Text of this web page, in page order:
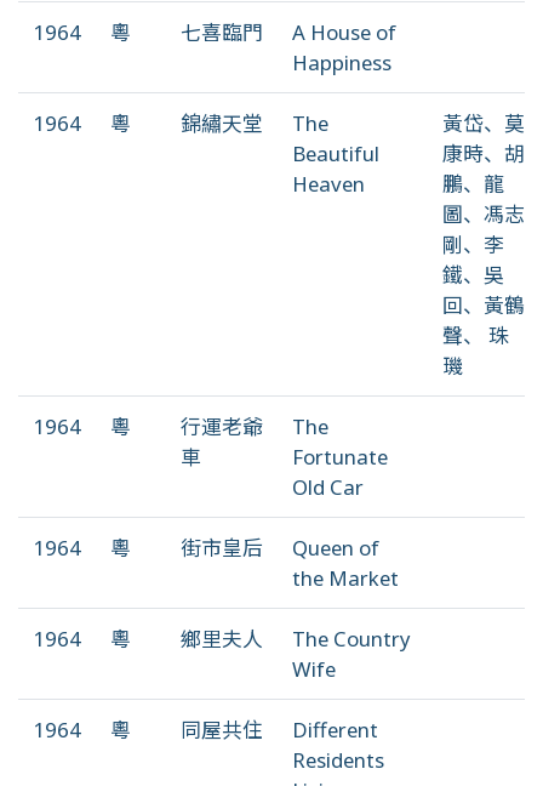
1964 粵 七喜臨門
A House of
Happiness
1964 粵 錦繡天堂
The
Beautiful
Heaven
黃岱、莫
康時、胡
鵬、龍
圖、馮志
剛、李
鐵、吳
回、黃鶴
聲、 珠
璣
1964 粵
行運老爺
車
The
Fortunate
Old Car
1964 粵 街市皇后
Queen of
the Market
1964 粵 鄉里夫人
The Country
Wife
1964 粵 同屋共住
Different
Residents